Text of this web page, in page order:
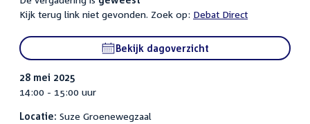
Kijk terug link niet gevonden. Zoek op: Debat Direct
Bekijk dagoverzicht
28 mei 2025
14:00 - 15:00 uur
Locatie: Suze Groenewegzaal